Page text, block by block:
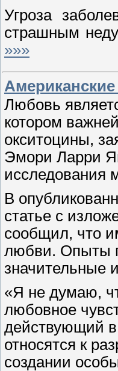
Угроза
страшным
»»»
Любовь
котором
окситоцины,
Эмори Ларри
исследования
В
статье с
сообщил, что
любви. Опыты
значительные
«Я не думаю,
любовное
действующий в
относятся к
создании